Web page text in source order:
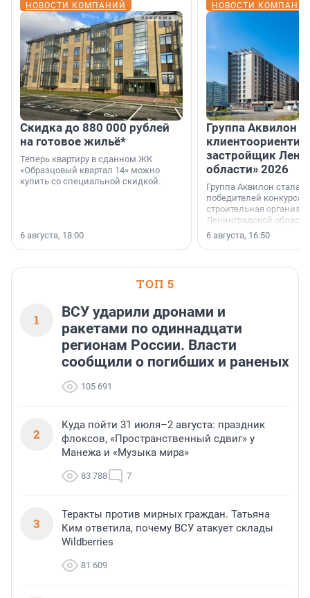
НОВОСТИ КОМПАНИЙ
Скидка до 880 000 рублей
на готовое жильё*
Теперь квартиру в сданном ЖК
«Образцовый квартал 14» можно
купить со специальной скидкой.
6 августа, 18:00
НОВОСТИ
Группа Аквилон
застройщик
области» 2026
Группа Аквилон стала
победителей конкурса
строительная
Ленинградской области
номинации «Самый
застройщик
области».
6 августа, 16:50
ТОП 5
1
ВСУ ударили дронами и
ракетами по одиннадцати
регионам России. Власти
сообщили о погибших и раненых
105 691
2
Куда пойти 31 июля–2 августа: праздник
флоксов, «Пространственный сдвиг» у
Манежа и «Музыка мира»
83 788 7
3
Теракты против мирных граждан. Татьяна
Ким ответила, почему ВСУ атакует склады
Wildberries
81 609